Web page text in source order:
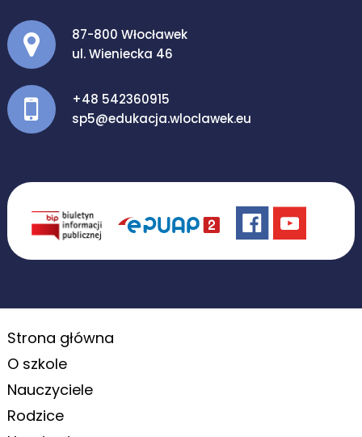
Adres pocztowy:
87-800 Włocławek
ul. Wieniecka 46
+48 542360915
sp5@edukacja.wloclawek.eu
Strona główna
O szkole
Nauczyciele
Rodzice